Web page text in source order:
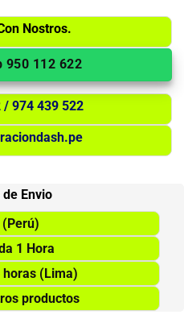
Nostros.
950 112 622
974 439 522
Envio
1 Hora
horas (Lima)
productos